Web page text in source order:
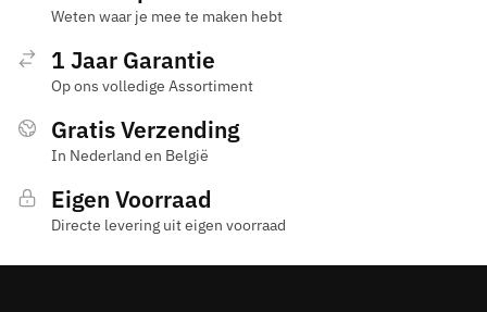
Weten waar je mee te maken hebt
1 Jaar Garantie
Op ons volledige Assortiment
Gratis Verzending
In Nederland en België
Eigen Voorraad
Directe levering uit eigen voorraad